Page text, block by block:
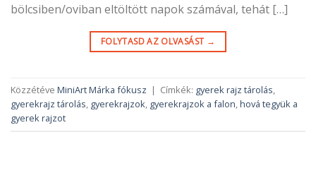
bölcsiben/oviban eltöltött napok számával, tehát […]
FOLYTASD AZ OLVASÁST →
Közzétéve MiniArt Márka fókusz | Címkék: gyerek rajz tárolás,
gyerekrajz tárolás, gyerekrajzok, gyerekrajzok a falon,hová tegyük a
gyerek rajzot